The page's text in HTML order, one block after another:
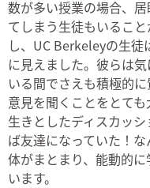
数が多い授業の場合、
てしまう生徒もいるこ
し、UC Berkeleyの生徒
に見えました。彼らは
いる間でさえも積極的
意見を聞くことをとて
生きとしたディスカッ
ば友達になっていた！
体がまとまり、能動的
います。